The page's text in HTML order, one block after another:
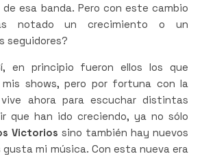
esa banda. Pero con este cambio
notado un crecimiento o un
seguidores?
en principio fueron ellos los que
shows, pero por fortuna con la
ahora para escuchar distintas
que han ido creciendo, ya no sólo
Victorios sino también hay nuevos
gusta mi música. Con esta nueva era